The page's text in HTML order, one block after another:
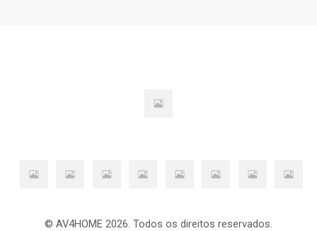
© AV4HOME 2026. Todos os direitos reservados.